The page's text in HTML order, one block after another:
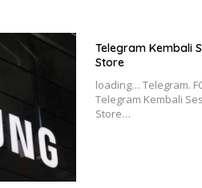
Telegram Kembali
Store
loading… Telegram.
Telegram Kembali
Store…